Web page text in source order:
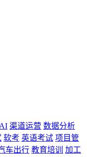
AI 渠道运营 数据分析
软考 英语考试 项目管
车出行 教育培训
加工